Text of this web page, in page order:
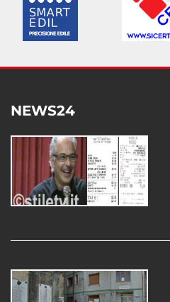
NEWS24